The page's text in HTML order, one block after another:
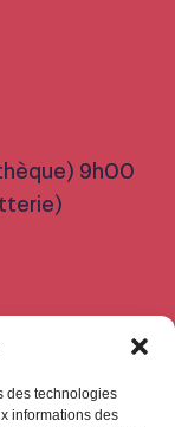
des technologies
informations des
9h00